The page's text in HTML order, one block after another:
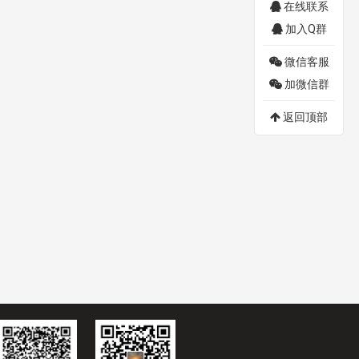
在线联系
加入Q群
微信客服
加微信群
返回顶部